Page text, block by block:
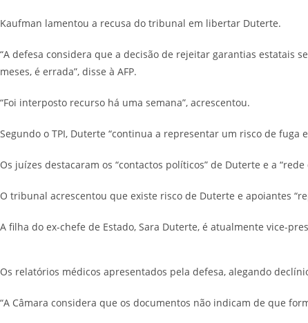
Kaufman lamentou a recusa do tribunal em libertar Duterte.
“A defesa considera que a decisão de rejeitar garantias estatais
meses, é errada”, disse à AFP.
“Foi interposto recurso há uma semana”, acrescentou.
Segundo o TPI, Duterte “continua a representar um risco de
Os juízes destacaram os “contactos políticos” de Duterte e a
O tribunal acrescentou que existe risco de Duterte e apoiantes
A filha do ex-chefe de Estado, Sara Duterte, é atualmente vice-
Os relatórios médicos apresentados pela defesa, alegando
“A Câmara considera que os documentos não indicam de que